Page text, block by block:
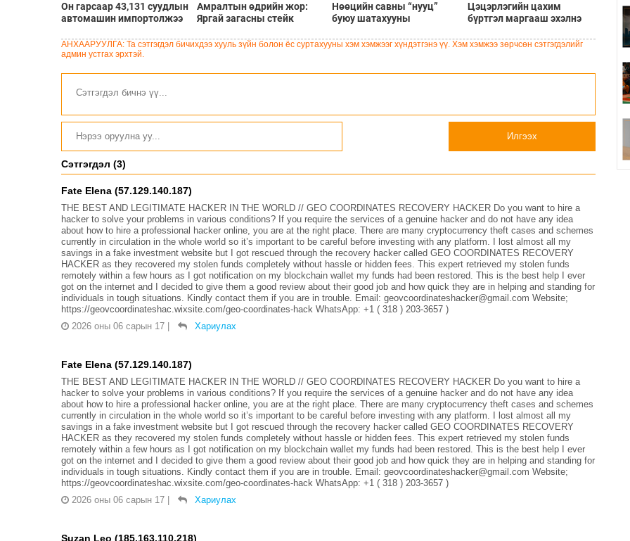
Он гарсаар 43,131 суудлын
автомашин импортолжээ
Амралтын өдрийн жор:
Яргай загасны стейк
Нөөцийн савны “нууц”
буюу шатахууны
хувийн зээл
Цэцэрлэгийн цахим
бүртгэл маргааш эхэлнэ
АНХААРУУЛГА: Та сэтгэгдэл бичихдээ хууль зүйн болон ёс суртахууны хэм хэмжээг хүндэтгэнэ үү. Хэм хэмжээ зөрчсөн сэтгэгдэлийг
админ устгах эрхтэй.
Илгээх
Сэтгэгдэл (3)
Fate Elena (57.129.140.187)
THE BEST AND LEGITIMATE HACKER IN THE WORLD // GEO COORDINATES RECOVERY HACKER Do you want to hire a
hacker to solve your problems in various conditions? If you require the services of a genuine hacker and do not have any idea
about how to hire a professional hacker online, you are at the right place. There are many cryptocurrency theft cases and schemes
currently in circulation in the whole world so it’s important to be careful before investing with any platform. I lost almost all my
savings in a fake investment website but I got rescued through the recovery hacker called GEO COORDINATES RECOVERY
HACKER as they recovered my stolen funds completely without hassle or hidden fees. This expert retrieved my stolen funds
remotely within a few hours as I got notification on my blockchain wallet my funds had been restored. This is the best help I ever
got on the internet and I decided to give them a good review about their good job and how quick they are in helping and standing for
individuals in tough situations. Kindly contact them if you are in trouble. Email: geovcoordinateshacker@gmail.com Website;
https://geovcoordinateshac.wixsite.com/geo-coordinates-hack WhatsApp: +1 ( 318 ) 203-3657 )
2026 оны 06 сарын 17 | Хариулах
Fate Elena (57.129.140.187)
THE BEST AND LEGITIMATE HACKER IN THE WORLD // GEO COORDINATES RECOVERY HACKER Do you want to hire a
hacker to solve your problems in various conditions? If you require the services of a genuine hacker and do not have any idea
about how to hire a professional hacker online, you are at the right place. There are many cryptocurrency theft cases and schemes
currently in circulation in the whole world so it’s important to be careful before investing with any platform. I lost almost all my
savings in a fake investment website but I got rescued through the recovery hacker called GEO COORDINATES RECOVERY
HACKER as they recovered my stolen funds completely without hassle or hidden fees. This expert retrieved my stolen funds
remotely within a few hours as I got notification on my blockchain wallet my funds had been restored. This is the best help I ever
got on the internet and I decided to give them a good review about their good job and how quick they are in helping and standing for
individuals in tough situations. Kindly contact them if you are in trouble. Email: geovcoordinateshacker@gmail.com Website;
https://geovcoordinateshac.wixsite.com/geo-coordinates-hack WhatsApp: +1 ( 318 ) 203-3657 )
2026 оны 06 сарын 17 | Хариулах
Suzan Leo (185.163.110.218)